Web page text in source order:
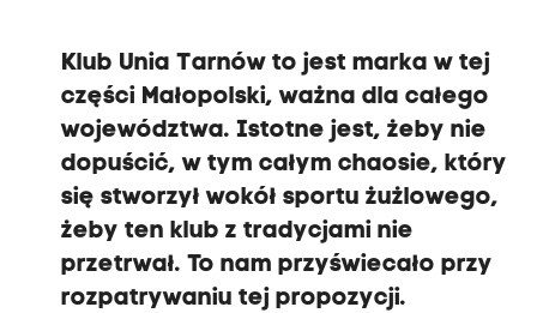
Klub Unia Tarnów to jest marka w tej
części Małopolski, ważna dla całego
województwa. Istotne jest, żeby nie
dopuścić, w tym całym chaosie, który
się stworzył wokół sportu żużlowego,
żeby ten klub z tradycjami nie
przetrwał. To nam przyświecało przy
rozpatrywaniu tej propozycji.